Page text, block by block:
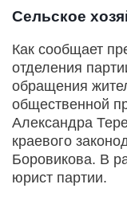
Сельское
Как сообщает
отделения
обращения
общественной
Александра
краевого
Боровикова. В
юрист партии.